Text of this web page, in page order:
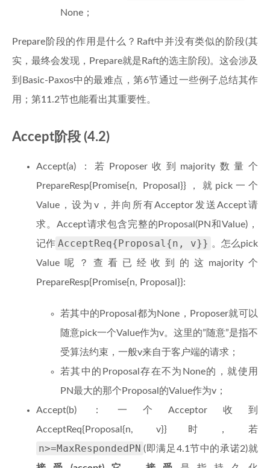
None；
Prepare阶段的作用是什么？Raft中并没有类似的阶段(其
实，最终会发现，Prepare就是Raft的选主阶段)。这会涉及
到Basic-Paxos中的最难点，第6节通过一些例子总结其作
用；第11.2节也能看出其重要性。
Accept阶段 (4.2)
Accept(a)：若Proposer收到majority数量个
PrepareResp{Promise{n, Proposal}}，就pick一个
Value，设为v，并向所有Acceptor发送Accept请
求。Accept请求包含完整的Proposal(PN和Value)，
记作 AcceptReq{Proposal{n, v}} 。怎么pick
Value呢？查看已经收到的这majority个
PrepareResp{Promise{n, Proposal}}:
若其中的Proposal都为None，Proposer就可以
随意pick一个Value作为v。这里的”随意”是指不
受算法约束，一般v来自于客户端的请求；
若其中的Proposal存在不为None的，就使用
PN最大的那个Proposal的Value作为v；
Accept(b)：一个Acceptor收到
AcceptReq{Proposal{n, v}}时，若
n>=MaxRespondedPN (即满足4.1节中的承诺2)就